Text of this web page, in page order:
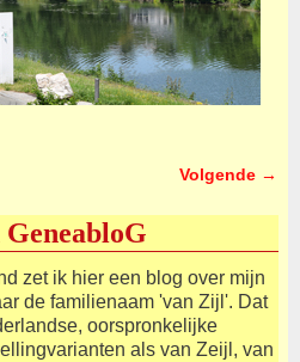
Volgende →
zet ik hier een blog over mijn
de familienaam 'van Zijl'. Dat
oorspronkelijke
als van Zeijl, van